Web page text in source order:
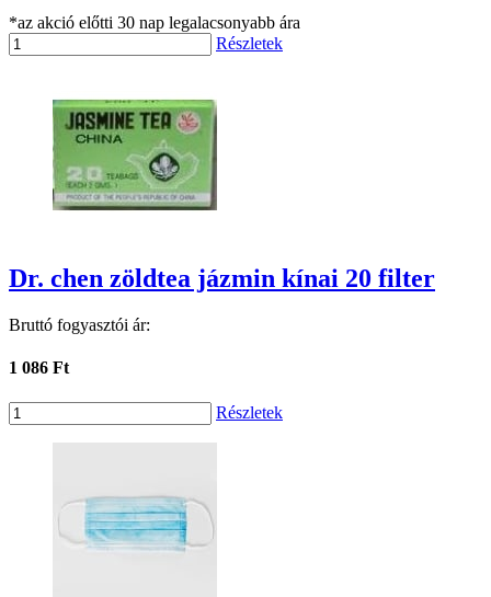
*az akció előtti 30 nap legalacsonyabb ára
Részletek
Dr. chen zöldtea jázmin kínai 20 filter
Bruttó fogyasztói ár:
1 086 Ft
Részletek